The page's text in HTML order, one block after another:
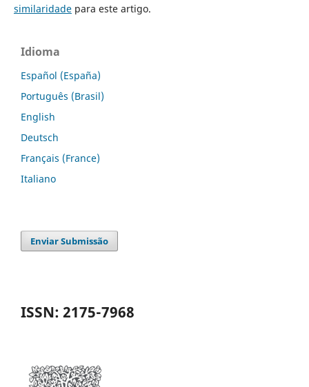
similaridadepara este artigo.
Idioma
Español (España)
Português (Brasil)
English
Deutsch
Français (France)
Italiano
Enviar Submissão
ISSN: 2175-7968